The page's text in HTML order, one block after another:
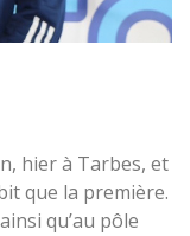
hier à Tarbes, et
que la première.
qu’au pôle